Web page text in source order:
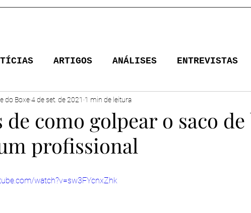
ARTIGOS ANÁLISES ENTREVISTAS
de como golpear o saco de
profissional
do Boxe4 de set. de 2021 1 min de leitura
watch?v=sw3FYcnxZhk